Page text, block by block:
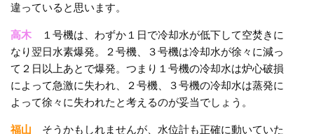
違っていると思います。
高木 １号機は、わずか１日で冷却水が低下して空焚きに
なり翌日水素爆発。２号機、３号機は冷却水が徐々に減っ
て２日以上あとで爆発。つまり１号機の冷却水は炉心破損
によって急激に失われ、２号機、３号機の冷却水は蒸発に
よって徐々に失われたと考えるのが妥当でしょう。
福山 そうかもしれませんが、水位計も正確に動いていた